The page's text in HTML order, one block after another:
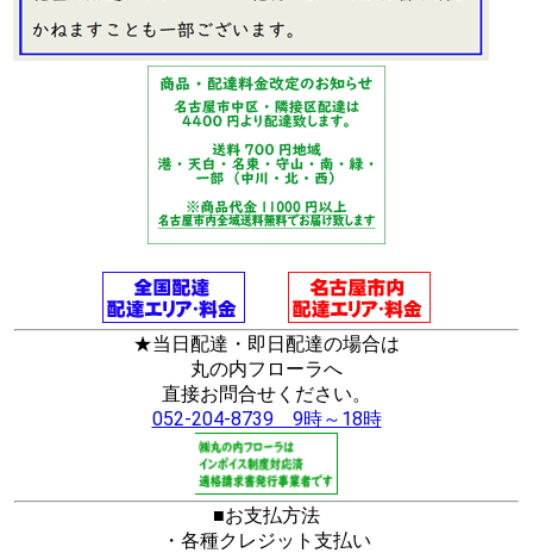
★当日配達・即日配達の場合は
丸の内フローラへ
直接お問合せください。
052-204-8739 9時～18時
■お支払方法
・各種クレジット支払い